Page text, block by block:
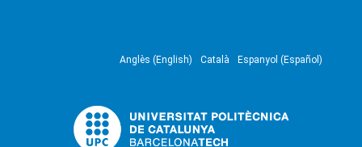
Anglès (English) Català Espanyol (Español)